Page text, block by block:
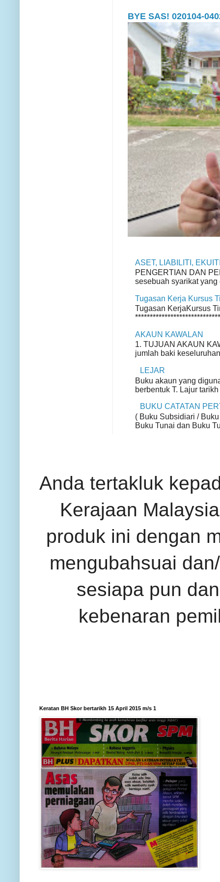
BYE SAS! 020104-
ASET, LIABILITI,
PENGERTIAN DAN
sesebuah syarikat
Tugasan Kerja Kursus
Tugasan KerjaKursus
AKAUN KAWALAN
1. TUJUAN AKAUN
jumlah baki
LEJAR
Buku akaun yang
berbentuk T. Lajur
BUKU CATATAN
( Buku Subsidiari /
Buku Tunai dan Buku
Anda tertakluk
Kerajaan
produk ini dengan
mengubahsuai
sesiapa pun
kebenaran
Keratan BH Skor bertarikh 15 April 2015 m/s 1